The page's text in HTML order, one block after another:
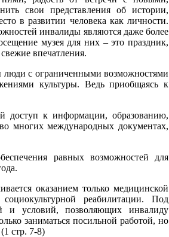
свои представления об истории,
в развитии человека как личности.
инвалиды являются даже более
музея для них – это праздник,
впечатления.
с ограниченными возможностями
культуры. Ведь приобщаясь к
к информации, образованию,
многих международных документах,
равных возможностей для
оказанием только медицинской
реабилитации. Под
и условий, позволяющих инвалиду
заниматься посильной работой, но
стр. 7-8)